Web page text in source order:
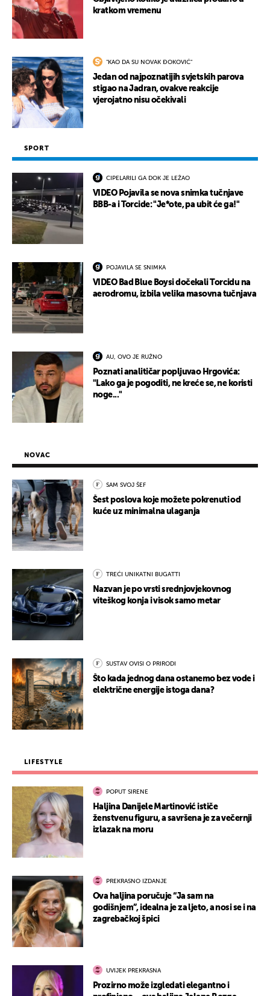
kratkom vremenu
"KAO DA SU NOVAK ĐOKOVIĆ"
Jedan od najpoznatijih svjetskih parova
stigao na Jadran, ovakve reakcije
vjerojatno nisu očekivali
SPORT
CIPELARILI GA DOK JE LEŽAO
VIDEO Pojavila se nova snimka tučnjave
BBB-a i Torcide: "Je*ote, pa ubit će ga!"
POJAVILA SE SNIMKA
VIDEO Bad Blue Boysi dočekali Torcidu na
aerodromu, izbila velika masovna tučnjava
AU, OVO JE RUŽNO
Poznati analitičar popljuvao Hrgovića:
"Lako ga je pogoditi, ne kreće se, ne koristi
noge..."
NOVAC
SAM SVOJ ŠEF
Šest poslova koje možete pokrenuti od
kuće uz minimalna ulaganja
TREĆI UNIKATNI BUGATTI
Nazvan je po vrsti srednjovjekovnog
viteškog konja i visok samo metar
SUSTAV OVISI O PRIRODI
Što kada jednog dana ostanemo bez vode i
električne energije istoga dana?
LIFESTYLE
POPUT SIRENE
Haljina Danijele Martinović ističe
ženstvenu figuru, a savršena je za večernji
izlazak na moru
PREKRASNO IZDANJE
Ova haljina poručuje “Ja sam na
godišnjem”, idealna je za ljeto, a nosi se i na
zagrebačkoj špici
UVIJEK PREKRASNA
Prozirno može izgledati elegantno i